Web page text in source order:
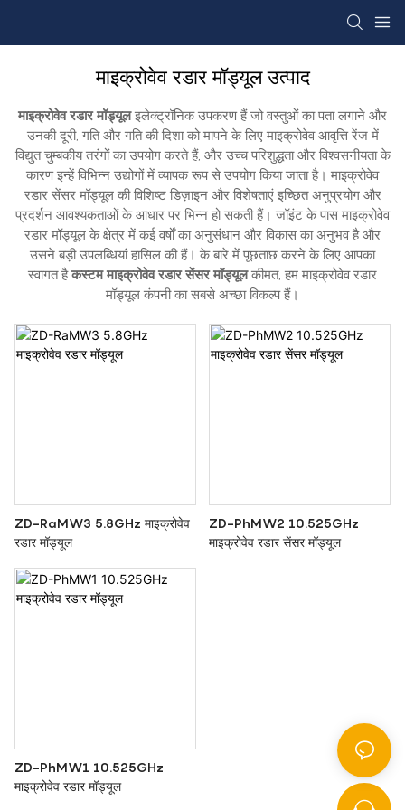
माइक्रोवेव रडार मॉड्यूल उत्पाद
माइक्रोवेव रडार मॉड्यूलइलेक्ट्रॉनिक उपकरण हैं जो वस्तुओं का पता लगाने और
उनकी दूरी, गति और गति की दिशा को मापने के लिए माइक्रोवेव आवृत्ति रेंज में
विद्युत चुम्बकीय तरंगों का उपयोग करते हैं, और उच्च परिशुद्धता और विश्वसनीयता के
कारण इन्हें विभिन्न उद्योगों में व्यापक रूप से उपयोग किया जाता है। माइक्रोवेव
रडार सेंसर मॉड्यूल की विशिष्ट डिज़ाइन और विशेषताएं इच्छित अनुप्रयोग और
प्रदर्शन आवश्यकताओं के आधार पर भिन्न हो सकती हैं। जॉइंट के पास माइक्रोवेव
रडार मॉड्यूल के क्षेत्र में कई वर्षों का अनुसंधान और विकास का अनुभव है और
उसने बड़ी उपलब्धियां हासिल की हैं। के बारे में पूछताछ करने के लिए आपका
स्वागत हैकस्टम माइक्रोवेव रडार सेंसर मॉड्यूलकीमत, हम माइक्रोवेव रडार
मॉड्यूल कंपनी का सबसे अच्छा विकल्प हैं।
ZD-RaMW3 5.8GHz माइक्रोवेव
रडार मॉड्यूल
ZD-PhMW2 10.525GHz
माइक्रोवेव रडार सेंसर मॉड्यूल
ZD-PhMW1 10.525GHz
माइक्रोवेव रडार मॉड्यूल